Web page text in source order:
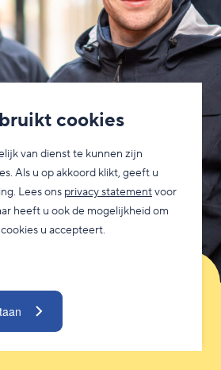
cookies
van dienst te kunnen zijn
Als u op akkoord klikt, geeft u
Lees ons privacy statementvoor
heeft u ook de mogelijkheid om
u accepteert.
we je mee